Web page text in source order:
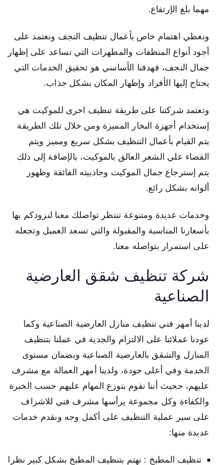
مهما بلغ الإرتفاع.
ونعطي اهتمام خاص بأعمال تنظيف النجف ونعتمد على
أجود أنواع المنظفات والمطهرات التي تساعد على إظهار
جمال النجف، فهدفنا الأساسي هو تحقيق الخدمات التي
يحتاج إليها الأفراد وإظهار المكان بشكل جذاب.
وتعتمد شركتنا على طريقة تنظيف اخرى للموكيت هي
إستخدام أجهزة البخار المميزة ومن خلال تلك الطريقة
يتم القيام بأعمال التنظيف بشكل سريع ومميز ويتم
القضاء علي الشعر العالق بالموكيت، بالإضافة إلى ذلك
يتم إسترجاع جمال الموكيت وجاذبيته الفائقة وظهور
ألوانه بشكل رائع.
وخدمات عديدة ومتنوعة تنتظر تواصلك معنا لنزودكم بها
بأسعارنا المناسبة والمقبولة والتي تسعد العميل وتجعله
على استمرار بتواصله معنا.
شركة تنظيف شقق العارضية
الصناعية
لدينا أمهر فني تنظيف منازل العارضية الصناعية وكما
عودنا عملائنا على الالتزام والجدية في عملنا بتنظيف
المنازل والشقق بالعارضية الصناعية وبضمان مستوى
الخدمة وفي أعلى جودة، ولدينا أمهر العمالة مع مشرف
عليهم، ححيث أننا نقوم بتوزع المهام عليهم حسب الخبرة
والكفاءة وكل مجموعة يرأسها مشرف فني للاشراف
على سير عملية التنظيف على أكمل وجه ونقدم خدمات
عديدة منها:
تنظيف المطبخ : نهتم بتنظيف المطبخ بشكل كبير نظرا